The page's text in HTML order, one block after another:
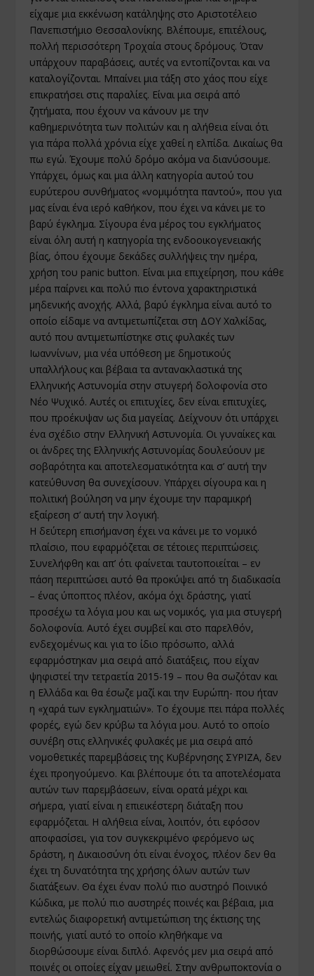
είχαμε μια εκκένωση κατάληψης στο Αριστοτέλειο
Πανεπιστήμιο Θεσσαλονίκης. Βλέπουμε, επιτέλους,
πολλή περισσότερη Τροχαία στους δρόμους. Όταν
υπάρχουν παραβάσεις, αυτές να εντοπίζονται και να
καταλογίζονται. Μπαίνει μια τάξη στο χάος που είχε
επικρατήσει στις παραλίες. Είναι μια σειρά από
ζητήματα, που έχουν να κάνουν με την
καθημερινότητα των πολιτών και η αλήθεια είναι ότι
για πάρα πολλά χρόνια είχε χαθεί η ελπίδα. Δικαίως θα
πω εγώ. Έχουμε πολύ δρόμο ακόμα να διανύσουμε.
Υπάρχει, όμως και μια άλλη κατηγορία αυτού του
ευρύτερου συνθήματος «νομιμότητα παντού», που για
μας είναι ένα ιερό καθήκον, που έχει να κάνει με το
βαρύ έγκλημα. Σίγουρα ένα μέρος του εγκλήματος
είναι όλη αυτή η κατηγορία της ενδοοικογενειακής
βίας, όπου έχουμε δεκάδες συλλήψεις την ημέρα,
χρήση του panic button. Είναι μια επιχείρηση, που κάθε
μέρα παίρνει και πολύ πιο έντονα χαρακτηριστικά
μηδενικής ανοχής. Αλλά, βαρύ έγκλημα είναι αυτό το
οποίο είδαμε να αντιμετωπίζεται στη ΔΟΥ Χαλκίδας,
αυτό που αντιμετωπίστηκε στις φυλακές των
Ιωαννίνων, μια νέα υπόθεση με δημοτικούς
υπαλλήλους και βέβαια τα αντανακλαστικά της
Ελληνικής Αστυνομία στην στυγερή δολοφονία στο
Νέο Ψυχικό. Αυτές οι επιτυχίες, δεν είναι επιτυχίες,
που προέκυψαν ως δια μαγείας. Δείχνουν ότι υπάρχει
ένα σχέδιο στην Ελληνική Αστυνομία. Οι γυναίκες και
οι άνδρες της Ελληνικής Αστυνομίας δουλεύουν με
σοβαρότητα και αποτελεσματικότητα και σ’ αυτή την
κατεύθυνση θα συνεχίσουν. Υπάρχει σίγουρα και η
πολιτική βούληση να μην έχουμε την παραμικρή
εξαίρεση σ’ αυτή την λογική.
Η δεύτερη επισήμανση έχει να κάνει με το νομικό
πλαίσιο, που εφαρμόζεται σε τέτοιες περιπτώσεις.
Συνελήφθη και απ’ ότι φαίνεται ταυτοποιείται – εν
πάση περιπτώσει αυτό θα προκύψει από τη διαδικασία
– ένας ύποπτος πλέον, ακόμα όχι δράστης, γιατί
προσέχω τα λόγια μου και ως νομικός, για μια στυγερή
δολοφονία. Αυτό έχει συμβεί και στο παρελθόν,
ενδεχομένως και για το ίδιο πρόσωπο, αλλά
εφαρμόστηκαν μια σειρά από διατάξεις, που είχαν
ψηφιστεί την τετραετία 2015-19 – που θα σωζόταν και
η Ελλάδα και θα έσωζε μαζί και την Ευρώπη- που ήταν
η «χαρά των εγκληματιών». Το έχουμε πει πάρα πολλές
φορές, εγώ δεν κρύβω τα λόγια μου. Αυτό το οποίο
συνέβη στις ελληνικές φυλακές με μια σειρά από
νομοθετικές παρεμβάσεις της Κυβέρνησης ΣΥΡΙΖΑ, δεν
έχει προηγούμενο. Και βλέπουμε ότι τα αποτελέσματα
αυτών των παρεμβάσεων, είναι ορατά μέχρι και
σήμερα, γιατί είναι η επιεικέστερη διάταξη που
εφαρμόζεται. Η αλήθεια είναι, λοιπόν, ότι εφόσον
αποφασίσει, για τον συγκεκριμένο φερόμενο ως
δράστη, η Δικαιοσύνη ότι είναι ένοχος, πλέον δεν θα
έχει τη δυνατότητα της χρήσης όλων αυτών των
διατάξεων. Θα έχει έναν πολύ πιο αυστηρό Ποινικό
Κώδικα, με πολύ πιο αυστηρές ποινές και βέβαια, μια
εντελώς διαφορετική αντιμετώπιση της έκτισης της
ποινής, γιατί αυτό το οποίο κληθήκαμε να
διορθώσουμε είναι διπλό. Αφενός μεν μια σειρά από
ποινές οι οποίες είχαν μειωθεί. Στην ανθρωποκτονία ο